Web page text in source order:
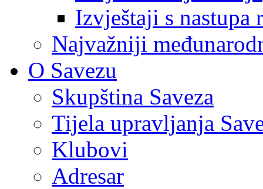
Izvještaji s nastupa
Najvažniji
O Savezu
Skupština Saveza
Tijela upravljanja
Klubovi
Adresar